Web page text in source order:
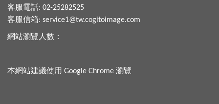
客服電話: 02-25282525
客服信箱: service1@tw.cogitoimage.com
網站瀏覽人數：
本網站建議使用 Google Chrome 瀏覽